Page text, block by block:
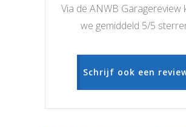
Via de ANWB Garagereview
we gemiddeld 5/5
Schrijf ook een